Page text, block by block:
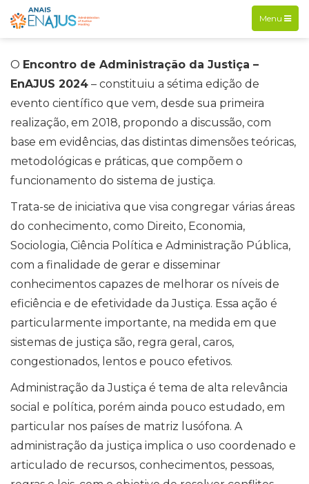
Exibir
navegação
Menu
O Encontro de Administração da Justiça –
EnAJUS 2024 – constituiu a sétima edição de
evento científico que vem, desde sua primeira
realização, em 2018, propondo a discussão, com
base em evidências, das distintas dimensões teóricas,
metodológicas e práticas, que compõem o
funcionamento do sistema de justiça.
Trata-se de iniciativa que visa congregar várias áreas
do conhecimento, como Direito, Economia,
Sociologia, Ciência Política e Administração Pública,
com a finalidade de gerar e disseminar
conhecimentos capazes de melhorar os níveis de
eficiência e de efetividade da Justiça. Essa ação é
particularmente importante, na medida em que
sistemas de justiça são, regra geral, caros,
congestionados, lentos e pouco efetivos.
Administração da Justiça é tema de alta relevância
social e política, porém ainda pouco estudado, em
particular nos países de matriz lusófona. A
administração da justiça implica o uso coordenado e
articulado de recursos, conhecimentos, pessoas,